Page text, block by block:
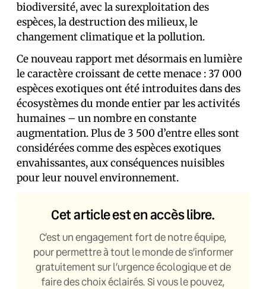
biodiversité, avec la surexploitation des
espèces, la destruction des milieux, le
changement climatique et la pollution.
Ce nouveau rapport met désormais en lumière
le caractère croissant de cette menace : 37 000
espèces exotiques ont été introduites dans des
écosystèmes du monde entier par les activités
humaines – un nombre en constante
augmentation. Plus de 3 500 d’entre elles sont
considérées comme des espèces exotiques
envahissantes, aux conséquences nuisibles
pour leur nouvel environnement.
Cet article est en accès libre.
C’est un engagement fort de notre équipe,
pour permettre à tout le monde de s’informer
gratuitement sur l’urgence écologique et de
faire des choix éclairés. Si vous le pouvez,